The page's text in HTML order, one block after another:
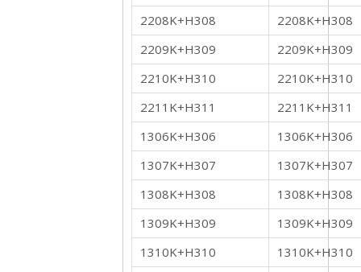
2208K+H308
2208K+H308
2209K+H309
2209K+H309
2210K+H310
2210K+H310
2211K+H311
2211K+H311
1306K+H306
1306K+H306
1307K+H307
1307K+H307
1308K+H308
1308K+H308
1309K+H309
1309K+H309
1310K+H310
1310K+H310